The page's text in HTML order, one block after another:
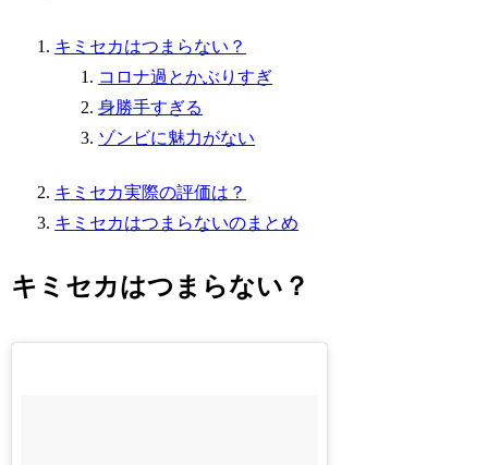
キミセカはつまらない？
コロナ過とかぶりすぎ
身勝手すぎる
ゾンビに魅力がない
キミセカ実際の評価は？
キミセカはつまらないのまとめ
キミセカはつまらない？